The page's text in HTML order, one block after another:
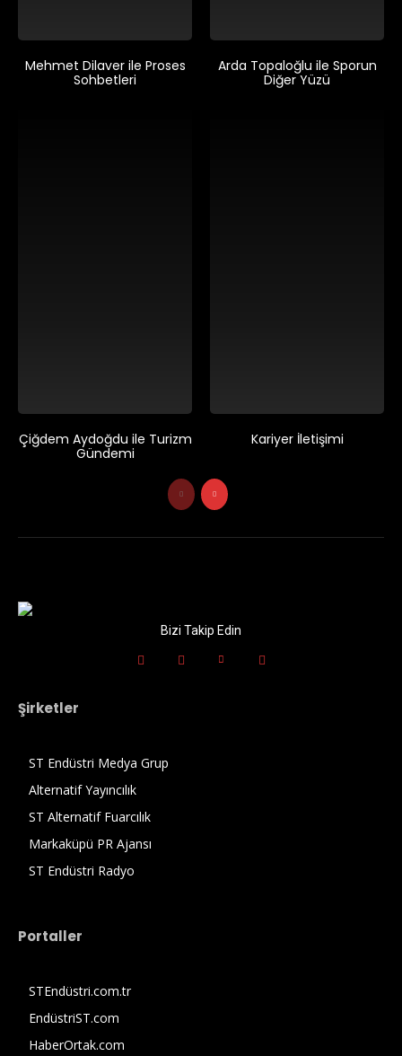
Mehmet Dilaver ile Proses
Sohbetleri
Arda Topaloğlu ile Sporun
Diğer Yüzü
Çiğdem Aydoğdu ile Turizm
Gündemi
Kariyer İletişimi
Bizi Takip Edin
Şirketler
ST Endüstri Medya Grup
Alternatif Yayıncılık
ST Alternatif Fuarcılık
Markaküpü PR Ajansı
ST Endüstri Radyo
Portaller
STEndüstri.com.tr
EndüstriST.com
HaberOrtak.com